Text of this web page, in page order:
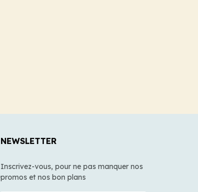
NEWSLETTER
Inscrivez-vous, pour ne pas manquer nos
promos et nos bon plans